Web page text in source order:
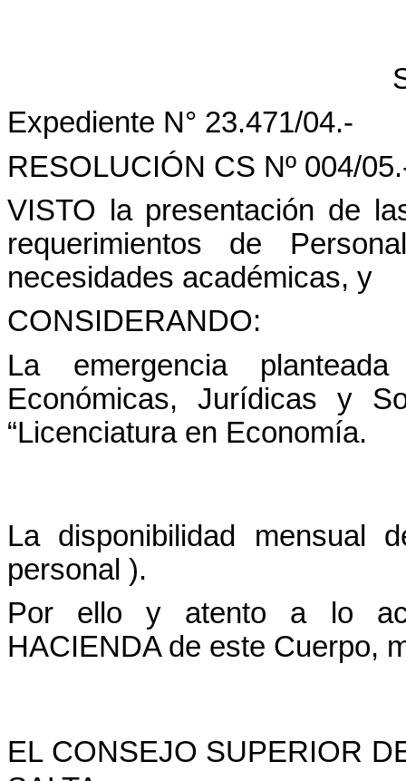
Expediente N° 23.471/04.-
RESOLUCIÓN CS Nº 004/
VISTO la presentación de
requerimientos de
necesidades académicas, y
CONSIDERANDO:
La emergencia
Económicas, Jurídicas y
“Licenciatura en Economía.
La disponibilidad
personal ).
Por ello y atento a lo
HACIENDA de este Cuerpo,
EL CONSEJO SUPERIOR